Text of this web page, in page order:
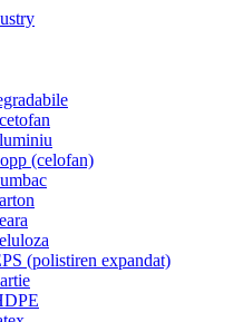
(celofan)
(polistiren expandat)